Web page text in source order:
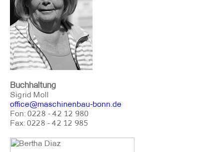
Buchhaltung
Sigrid Moll
office@maschinenbau-bonn.de
Fon: 0228 - 42 12 980
Fax: 0228 - 42 12 985